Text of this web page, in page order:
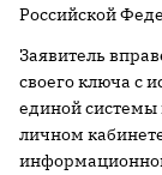
Российской
Заявитель
своего ключа с
единой
личном